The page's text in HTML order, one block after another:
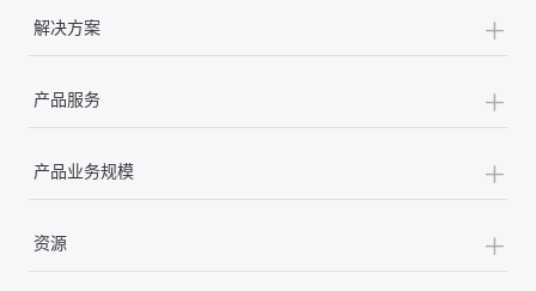
解决方案 +
产品服务 +
产品业务规模 +
资源 +